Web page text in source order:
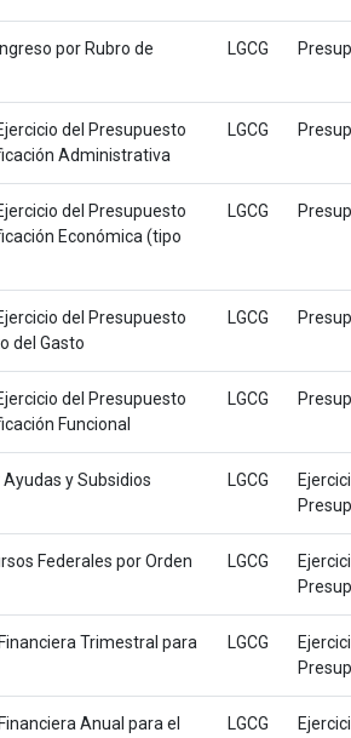
por Rubro de
LGCG
del Presupuesto
Administrativa
LGCG
del Presupuesto
Económica (tipo
LGCG
del Presupuesto
del Gasto
LGCG
del Presupuesto
Funcional
LGCG
y Subsidios LGCG
Federales por Orden
LGCG
Trimestral para
LGCG
Anual para el
LGCG